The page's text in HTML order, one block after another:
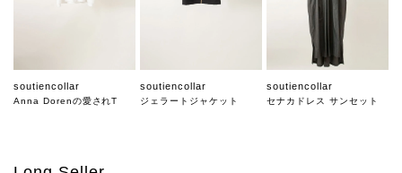
soutiencollar
Anna Dorenの愛されT
soutiencollar
ジェラートジャケット
soutiencollar
セナカドレス サンセット